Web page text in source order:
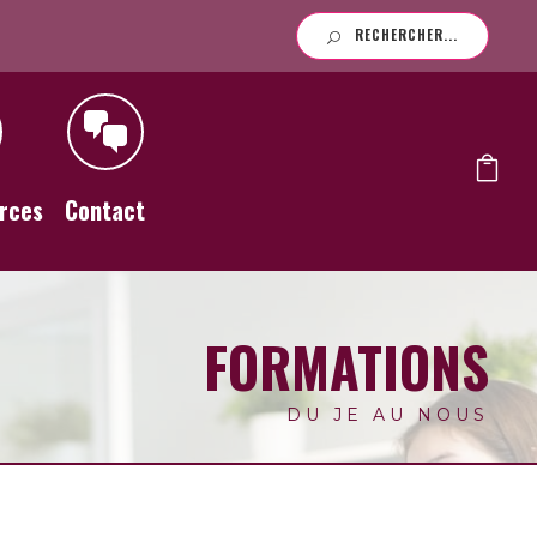
RECHERCHER...
Contact
FORMATIONS
DU JE AU NOUS